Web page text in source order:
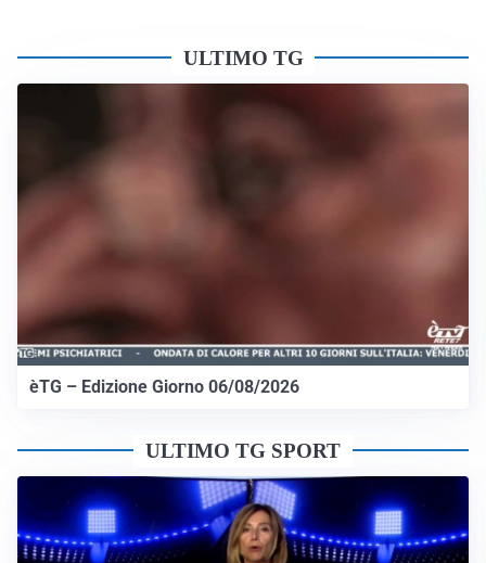
ULTIMO TG
èTG – Edizione Giorno 06/08/2026
ULTIMO TG SPORT